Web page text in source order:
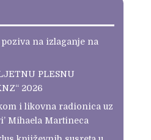
na izlaganje na
PLESNU
2026
i likovna radionica uz
Mihaela Martineca